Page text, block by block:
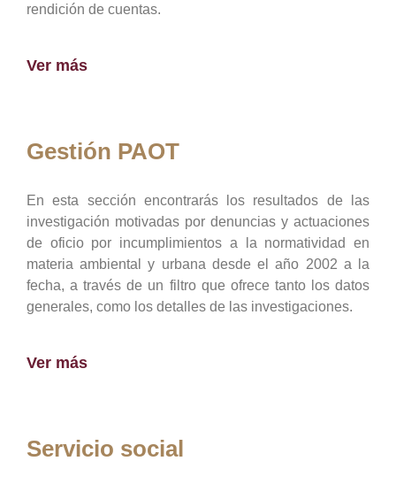
rendición de cuentas.
Ver más
Gestión PAOT
En esta sección encontrarás los resultados de las
investigación motivadas por denuncias y actuaciones
de oficio por incumplimientos a la normatividad en
materia ambiental y urbana desde el año 2002 a la
fecha, a través de un filtro que ofrece tanto los datos
generales, como los detalles de las investigaciones.
Ver más
Servicio social